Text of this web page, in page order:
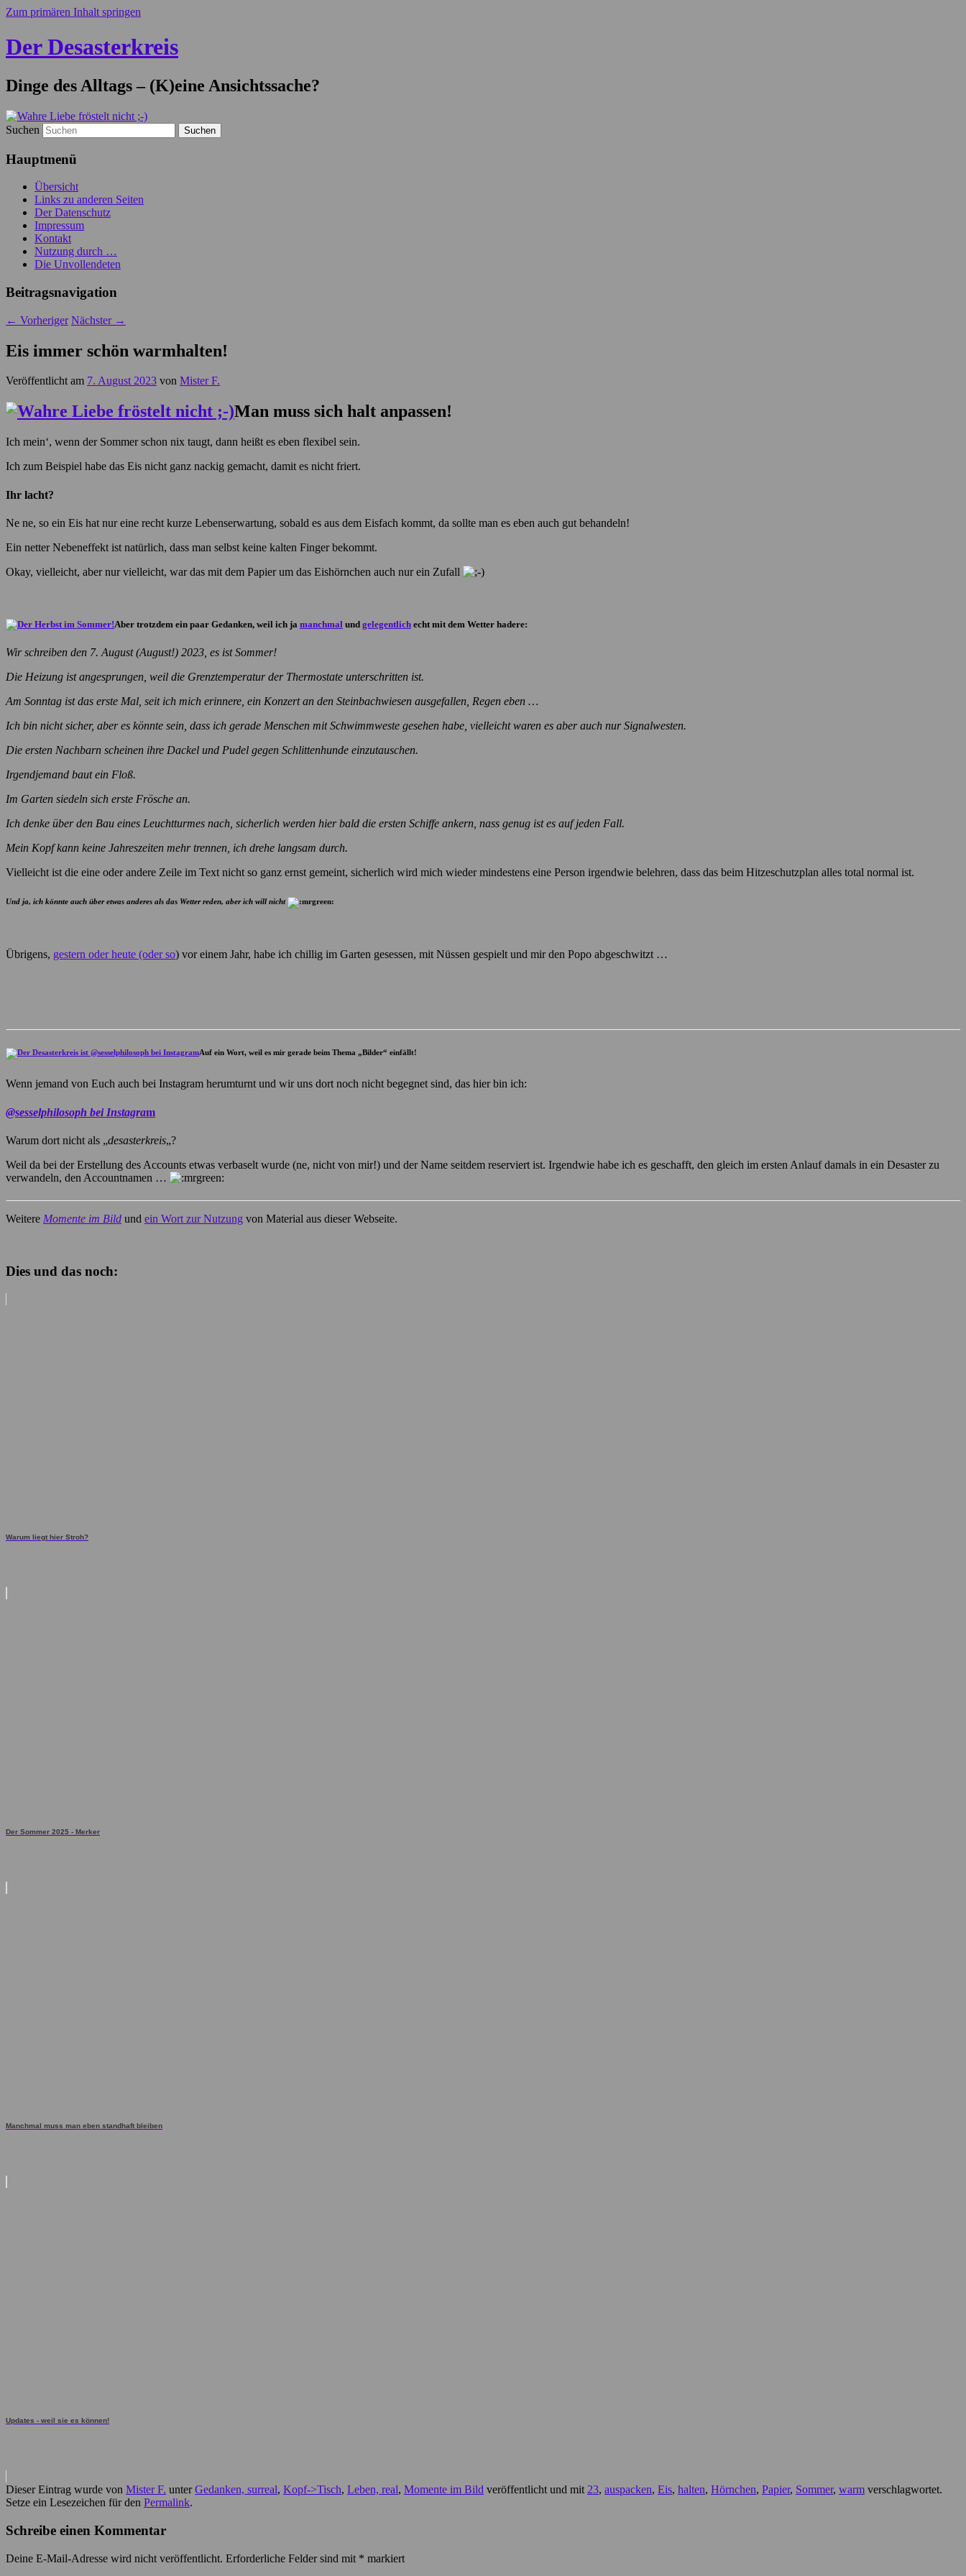
Zum primären Inhalt springen
Der Desasterkreis
Dinge des Alltags – (K)eine Ansichtssache?
Suchen
Hauptmenü
Übersicht
Links zu anderen Seiten
Der Datenschutz
Impressum
Kontakt
Nutzung durch …
Die Unvollendeten
Beitragsnavigation
← Vorheriger Nächster →
Eis immer schön warmhalten!
Veröffentlicht am 7. August 2023 von Mister F.
Man muss sich halt anpassen!
Ich mein‘, wenn der Sommer schon nix taugt, dann heißt es eben flexibel sein.
Ich zum Beispiel habe das Eis nicht ganz nackig gemacht, damit es nicht friert.
Ihr lacht?
Ne ne, so ein Eis hat nur eine recht kurze Lebenserwartung, sobald es aus dem Eisfach kommt, da sollte man es eben auch gut behandeln!
Ein netter Nebeneffekt ist natürlich, dass man selbst keine kalten Finger bekommt.
Okay, vielleicht, aber nur vielleicht, war das mit dem Papier um das Eishörnchen auch nur ein Zufall
Aber trotzdem ein paar Gedanken, weil ich ja manchmal und gelegentlich echt mit dem Wetter hadere:
Wir schreiben den 7. August (August!) 2023, es ist Sommer!
Die Heizung ist angesprungen, weil die Grenztemperatur der Thermostate unterschritten ist.
Am Sonntag ist das erste Mal, seit ich mich erinnere, ein Konzert an den Steinbachwiesen ausgefallen, Regen eben …
Ich bin nicht sicher, aber es könnte sein, dass ich gerade Menschen mit Schwimmweste gesehen habe, vielleicht waren es aber auch nur Signalwesten.
Die ersten Nachbarn scheinen ihre Dackel und Pudel gegen Schlittenhunde einzutauschen.
Irgendjemand baut ein Floß.
Im Garten siedeln sich erste Frösche an.
Ich denke über den Bau eines Leuchtturmes nach, sicherlich werden hier bald die ersten Schiffe ankern, nass genug ist es auf jeden Fall.
Mein Kopf kann keine Jahreszeiten mehr trennen, ich drehe langsam durch.
Vielleicht ist die eine oder andere Zeile im Text nicht so ganz ernst gemeint, sicherlich wird mich wieder mindestens eine Person irgendwie belehren, dass das beim Hitzeschutzplan alles total normal ist.
Und ja, ich könnte auch über etwas anderes als das Wetter reden, aber ich will nicht
Übrigens, gestern oder heute (oder so) vor einem Jahr, habe ich chillig im Garten gesessen, mit Nüssen gespielt und mir den Popo abgeschwitzt …
Auf ein Wort, weil es mir gerade beim Thema „Bilder“ einfällt!
Wenn jemand von Euch auch bei Instagram herumturnt und wir uns dort noch nicht begegnet sind, das hier bin ich:
@sesselphilosoph bei Instagram
Warum dort nicht als „desasterkreis„?
Weil da bei der Erstellung des Accounts etwas verbaselt wurde (ne, nicht von mir!) und der Name seitdem reserviert ist. Irgendwie habe ich es geschafft, den gleich im ersten Anlauf damals in ein Desaster zu
verwandeln, den Accountnamen …
Weitere Momente im Bild und ein Wort zur Nutzung von Material aus dieser Webseite.
Dies und das noch:
Warum liegt hier Stroh?
Der Sommer 2025 - Merker
Manchmal muss man eben standhaft bleiben
Updates - weil sie es können!
Dieser Eintrag wurde von Mister F. unterGedanken, surreal, Kopf->Tisch, Leben, real, Momente im Bild veröffentlicht und mit 23, auspacken, Eis, halten, Hörnchen, Papier, Sommer, warm verschlagwortet.
Setze ein Lesezeichen für den Permalink.
Schreibe einen Kommentar
Deine E-Mail-Adresse wird nicht veröffentlicht. Erforderliche Felder sind mit * markiert